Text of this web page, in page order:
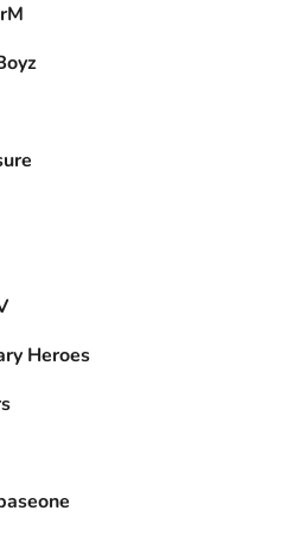
Heroes